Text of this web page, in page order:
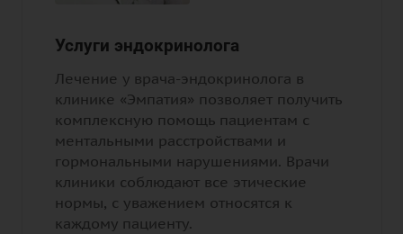
Услуги эндокринолога
Лечение у врача-эндокринолога в
клинике «Эмпатия» позволяет получить
комплексную помощь пациентам с
ментальными расстройствами и
гормональными нарушениями. Врачи
клиники соблюдают все этические
нормы, с уважением относятся к
каждому пациенту.